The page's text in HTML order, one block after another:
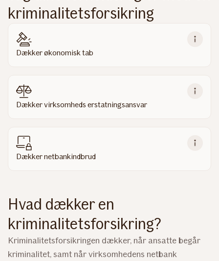
kriminalitetsforsikring
Dækker økonomisk tab
Dækker virksomheds erstatningsansvar
Dækker netbankindbrud
Hvad dækker en
kriminalitetsforsikring?
Kriminalitetsforsikringen dækker, når ansatte begår
kriminalitet, samt når virksomhedens netbank